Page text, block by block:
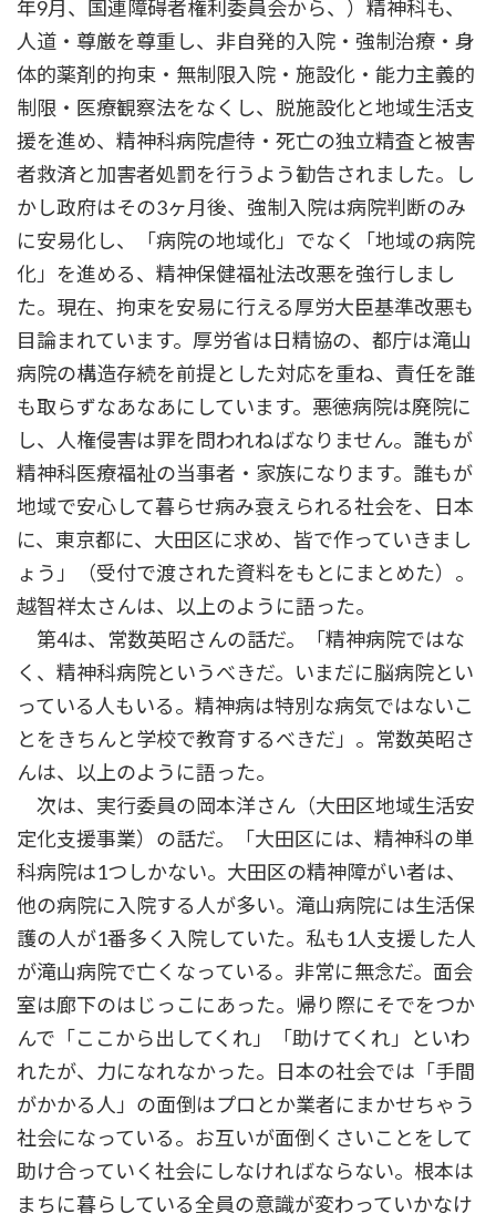
年9月、国連障碍者権利委員会から、）精神科も、
人道・尊厳を尊重し、非自発的入院・強制治療・身
体的薬剤的拘束・無制限入院・施設化・能力主義的
制限・医療観察法をなくし、脱施設化と地域生活支
援を進め、精神科病院虐待・死亡の独立精査と被害
者救済と加害者処罰を行うよう勧告されました。し
かし政府はその3ヶ月後、強制入院は病院判断のみ
に安易化し、「病院の地域化」でなく「地域の病院
化」を進める、精神保健福祉法改悪を強行しまし
た。現在、拘束を安易に行える厚労大臣基準改悪も
目論まれています。厚労省は日精協の、都庁は滝山
病院の構造存続を前提とした対応を重ね、責任を誰
も取らずなあなあにしています。悪徳病院は廃院に
し、人権侵害は罪を問われねばなりません。誰もが
精神科医療福祉の当事者・家族になります。誰もが
地域で安心して暮らせ病み衰えられる社会を、日本
に、東京都に、大田区に求め、皆で作っていきまし
ょう」（受付で渡された資料をもとにまとめた）。
越智祥太さんは、以上のように語った。
第4は、常数英昭さんの話だ。「精神病院ではな
く、精神科病院というべきだ。いまだに脳病院とい
っている人もいる。精神病は特別な病気ではないこ
とをきちんと学校で教育するべきだ」。常数英昭さ
んは、以上のように語った。
次は、実行委員の岡本洋さん（大田区地域生活安
定化支援事業）の話だ。「大田区には、精神科の単
科病院は1つしかない。大田区の精神障がい者は、
他の病院に入院する人が多い。滝山病院には生活保
護の人が1番多く入院していた。私も1人支援した人
が滝山病院で亡くなっている。非常に無念だ。面会
室は廊下のはじっこにあった。帰り際にそでをつか
んで「ここから出してくれ」「助けてくれ」といわ
れたが、力になれなかった。日本の社会では「手間
がかかる人」の面倒はプロとか業者にまかせちゃう
社会になっている。お互いが面倒くさいことをして
助け合っていく社会にしなければならない。根本は
まちに暮らしている全員の意識が変わっていかなけ